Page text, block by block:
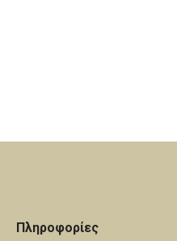
Πληροφορίες